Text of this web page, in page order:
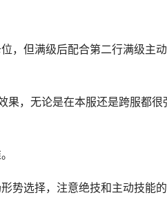
，但满级后配合第二行满级主
，无论是在本服还是跨服都很
势选择，注意绝技和主动技能